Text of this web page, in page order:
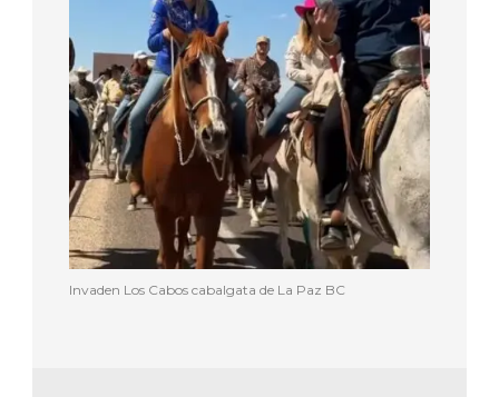
Invaden Los Cabos cabalgata de La Paz BC